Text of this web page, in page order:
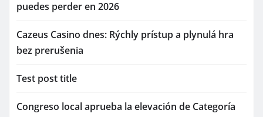
puedes perder en 2026
Cazeus Casino dnes: Rýchly prístup a plynulá hra
bez prerušenia
Test post title
Congreso local aprueba la elevación de Categoría